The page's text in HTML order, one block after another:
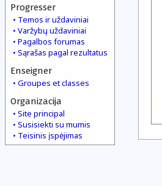
Progresser
Temos ir uždaviniai
Varžybų uždaviniai
Pagalbos forumas
Sąrašas pagal rezultatus
Enseigner
Groupes et classes
Organizacija
Site principal
Susisiekti su mumis
Teisinis įspėjimas